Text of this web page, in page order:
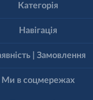
Категорія
Навігація
| Замовлення
Ми в соцмережах